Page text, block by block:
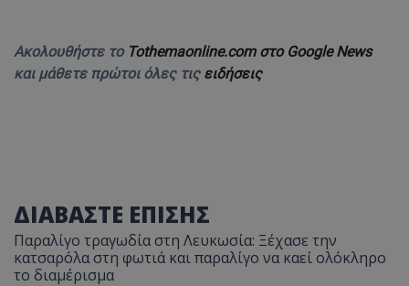
Ακολουθήστε το Tothemaonline.com στο Google News
και μάθετε πρώτοι όλες τις ειδήσεις
ΔΙΑΒΑΣΤΕ ΕΠΙΣΗΣ
Παραλίγο τραγωδία στη Λευκωσία: Ξέχασε την
κατσαρόλα στη φωτιά και παραλίγο να καεί ολόκληρο
το διαμέρισμα